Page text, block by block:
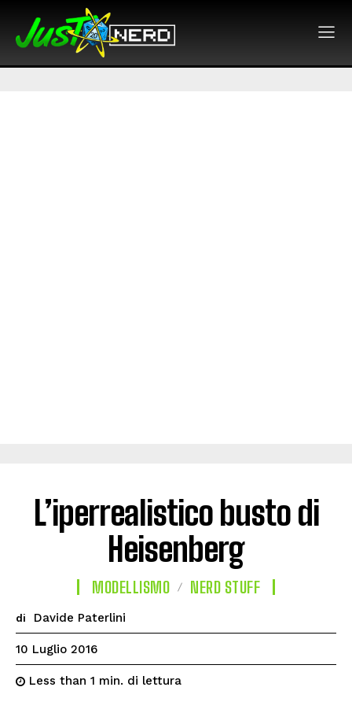
L’iperrealistico busto di
Heisenberg
MODELLISMO NERD STUFF
di Davide Paterlini
10 Luglio 2016
Less than 1 min. di lettura